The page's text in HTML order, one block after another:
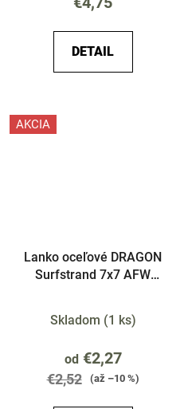
DETAIL
AKCIA
Lanko oceľové DRAGON
Surfstrand 7x7 AFW
Skladom (1 ks)
od€2,27
€2,52 (až –10 %)